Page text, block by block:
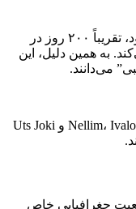
لاپلند، به دلیل موقعیت جغرافیایی خاص خود، تقریباً ۲۰۰ روز در
به همین دلیل، این
می‌دانند.
روستاهای دیگری مانند Nellim، Ivalo، Nuorgam، Luosto و Uts Joki
جغرافیایی خاص